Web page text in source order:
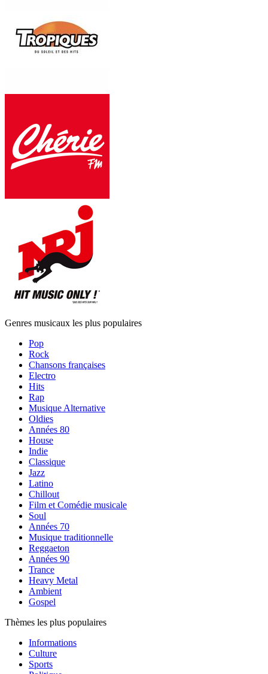
Genres musicaux les plus populaires
Pop
Rock
Chansons françaises
Electro
Hits
Rap
Musique Alternative
Oldies
Années 80
House
Indie
Classique
Jazz
Latino
Chillout
Film et Comédie musicale
Soul
Années 70
Musique traditionnelle
Reggaeton
Années 90
Trance
Heavy Metal
Ambient
Gospel
Thèmes les plus populaires
Informations
Culture
Sports